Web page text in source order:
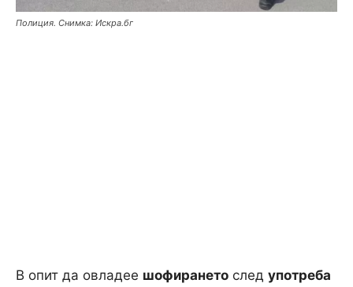
Полиция. Снимка: Искра.бг
В опит да овладее шофирането след употреба